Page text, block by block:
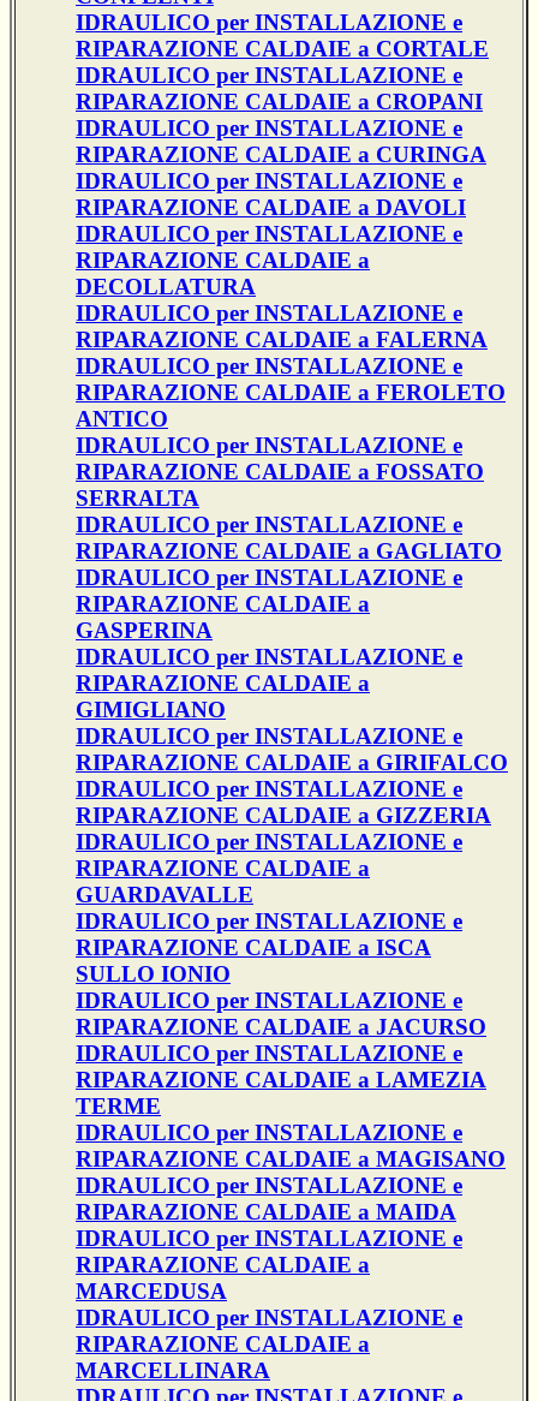
IDRAULICO per INSTALLAZIONE e
RIPARAZIONE CALDAIE a CORTALE
IDRAULICO per INSTALLAZIONE e
RIPARAZIONE CALDAIE a CROPANI
IDRAULICO per INSTALLAZIONE e
RIPARAZIONE CALDAIE a CURINGA
IDRAULICO per INSTALLAZIONE e
RIPARAZIONE CALDAIE a DAVOLI
IDRAULICO per INSTALLAZIONE e
RIPARAZIONE CALDAIE a
DECOLLATURA
IDRAULICO per INSTALLAZIONE e
RIPARAZIONE CALDAIE a FALERNA
IDRAULICO per INSTALLAZIONE e
RIPARAZIONE CALDAIE a FEROLETO
ANTICO
IDRAULICO per INSTALLAZIONE e
RIPARAZIONE CALDAIE a FOSSATO
SERRALTA
IDRAULICO per INSTALLAZIONE e
RIPARAZIONE CALDAIE a GAGLIATO
IDRAULICO per INSTALLAZIONE e
RIPARAZIONE CALDAIE a
GASPERINA
IDRAULICO per INSTALLAZIONE e
RIPARAZIONE CALDAIE a
GIMIGLIANO
IDRAULICO per INSTALLAZIONE e
RIPARAZIONE CALDAIE a GIRIFALCO
IDRAULICO per INSTALLAZIONE e
RIPARAZIONE CALDAIE a GIZZERIA
IDRAULICO per INSTALLAZIONE e
RIPARAZIONE CALDAIE a
GUARDAVALLE
IDRAULICO per INSTALLAZIONE e
RIPARAZIONE CALDAIE a ISCA
SULLO IONIO
IDRAULICO per INSTALLAZIONE e
RIPARAZIONE CALDAIE a JACURSO
IDRAULICO per INSTALLAZIONE e
RIPARAZIONE CALDAIE a LAMEZIA
TERME
IDRAULICO per INSTALLAZIONE e
RIPARAZIONE CALDAIE a MAGISANO
IDRAULICO per INSTALLAZIONE e
RIPARAZIONE CALDAIE a MAIDA
IDRAULICO per INSTALLAZIONE e
RIPARAZIONE CALDAIE a
MARCEDUSA
IDRAULICO per INSTALLAZIONE e
RIPARAZIONE CALDAIE a
MARCELLINARA